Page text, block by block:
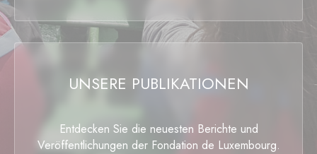
UNSERE PUBLIKATIONEN
Entdecken Sie die neuesten Berichte und
Veröffentlichungen der Fondation de Luxembourg.